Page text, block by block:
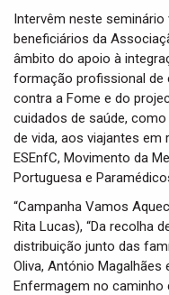
Intervêm neste
beneficiários da
âmbito do apoio à
formação profissional de
contra a Fome e do
cuidados de saúde,
de vida, aos viajantes em
ESEnfC, Movimento da
Portuguesa e
“Campanha Vamos
Rita Lucas), “Da recolha
distribuição junto das
Oliva, António Magalhães
Enfermagem no caminho